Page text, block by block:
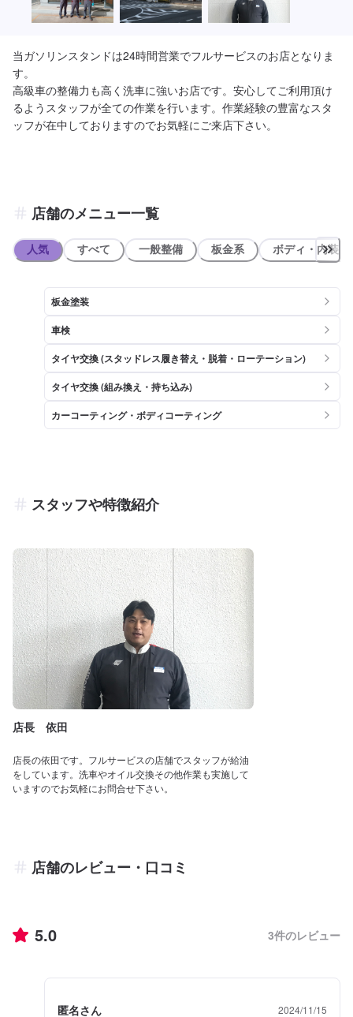
当ガソリンスタンドは24時間営業でフルサービスのお店となりま
す。
高級車の整備力も高く洗車に強いお店です。安心してご利用頂け
るようスタッフが全ての作業を行います。作業経験の豊富なスタ
ッフが在中しておりますのでお気軽にご来店下さい。
店舗のメニュー一覧
人気 すべて 一般整備 板金系 ボディ・内装
板金塗装
車検
タイヤ交換 (スタッドレス履き替え・脱着・ローテーション)
タイヤ交換 (組み換え・持ち込み)
カーコーティング・ボディコーティング
スタッフや特徴紹介
店長 依田
店長の依田です。フルサービスの店舗でスタッフが給油
をしています。洗車やオイル交換その他作業も実施して
いますのでお気軽にお問合せ下さい。
店舗のレビュー・口コミ
5.0 3件のレビュー
匿名さん 2024/11/15